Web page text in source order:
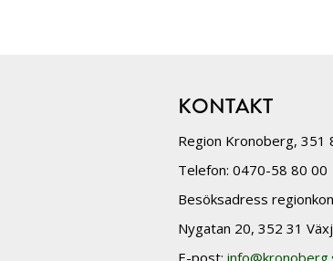
KONTAKT
Region Kronoberg, 351
Telefon: 0470-58 80 00
Besöksadress
Nygatan 20, 352 31
E-post: